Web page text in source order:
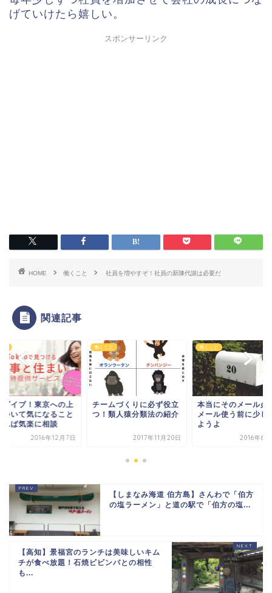
げていけたら嬉しい。
スポンサーリンク
HOME 働くこと 社員を増やすぞ！社員の新陳代謝は必要だ
関連記事
ムづくりに必ず役立
類人猿分類法の紹介
2017年11月20日
働くこと
本当にそのメール必要？
メール使う前に少し考え
2016年6月22日
働くこと
東京ダイブ！東京へ
京について気になる
があれば気楽に相談
2016年12
【しまなみ海道 伯方島】さんわで「伯方
の塩ラーメン」と道の駅で「伯方の塩...
【高知】景福宮のランチは美味しいキム
チが食べ放題！石焼ビビンバとの相性
も...